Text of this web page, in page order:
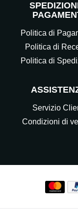
Politica di
Politica di
Politica di
Servizio
Condizioni di